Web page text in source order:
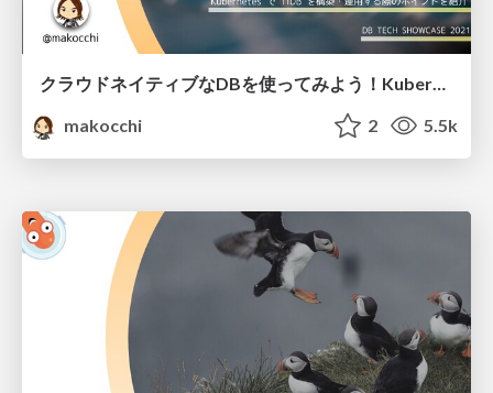
クラウドネイティブなDBを使ってみよう！Kubernetes で TiDB を構築・運用する際のポイントを紹介 / how to use tidb with kubernetes
makocchi
2 5.5k